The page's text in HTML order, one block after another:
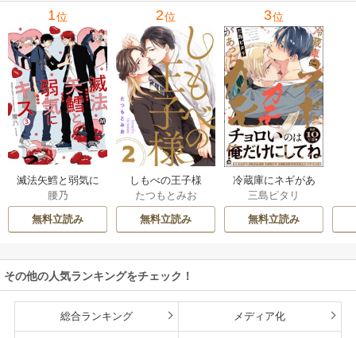
1位
滅法矢鱈と弱気に
キス【コミックス
版】
腰乃
無料立読み
2位
しもべの王子様
【描き下ろしおま
け付き特装版】
たつもとみお
無料立読み
3位
冷蔵庫にネギがあ
ったカモ
三島ピタリ
無料立読み
その他の人気ランキングをチェック！
総合ランキング メディア化